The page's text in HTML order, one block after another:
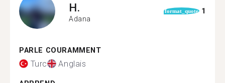
H.
Adana
format_quote 1
PARLE COURAMMENT
Turc Anglais